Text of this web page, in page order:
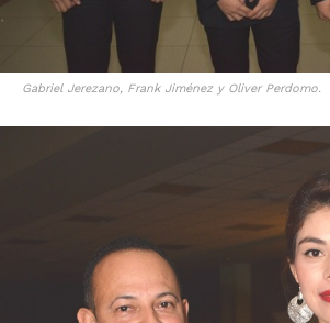
Gabriel Jerezano, Frank Jiménez y Oliver Perdomo.